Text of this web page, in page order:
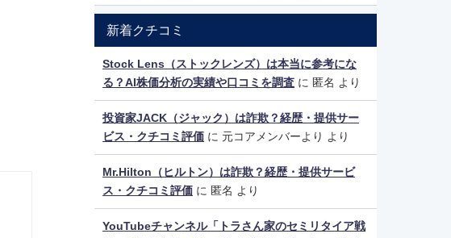
新着クチコミ
Stock Lens（ストックレンズ）は本当に参考にな
る？AI株価分析の実績や口コミを調査 に 匿名 より
投資家JACK（ジャック）は詐欺？経歴・提供サー
ビス・クチコミ評価 に 元コアメンバーより より
Mr.Hilton（ヒルトン）は詐欺？経歴・提供サービ
ス・クチコミ評価 に 匿名 より
YouTubeチャンネル「トラさん家のセミリタイア戦